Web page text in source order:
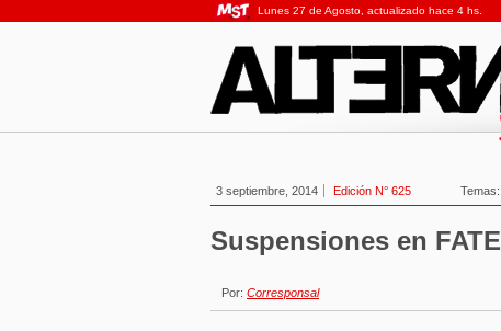
Lunes 27 de Agosto, actualizado hace 4 hs.
3 septiembre, 2014 Edición N° 625 Temas:
Suspensiones en FATE
Por: Corresponsal